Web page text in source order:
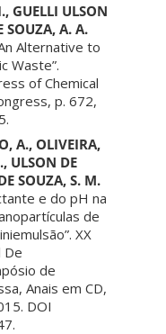
GUELLI ULSON
SOUZA, A. A.
Alternative to
Waste”.
of Chemical
p. 672,
A., OLIVEIRA,
ULSON DE
SOUZA, S. M.
e do pH na
de
XX
De
de
Anais em CD,
DOI